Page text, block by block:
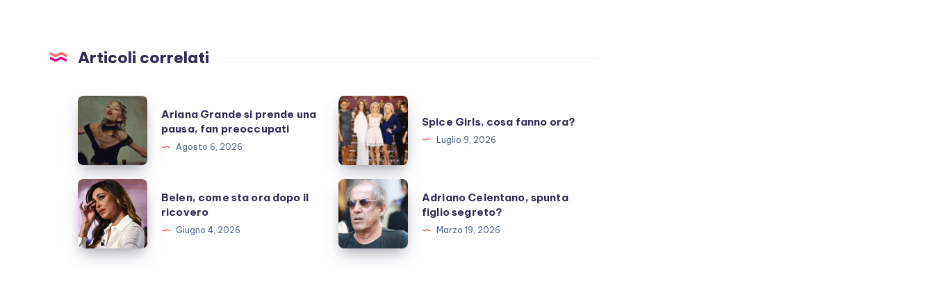
Articoli correlati
Ariana
Grande
prende
una
pausa,
fan
preoccupati
Ariana Grande si prende una
pausa, fan preoccupati
Agosto 6, 2026
Spice
Girls,
cosa
fanno
ora?
Spice Girls, cosa fanno ora?
Luglio 9, 2026
Belen,
come
sta
ora
Belen, come sta ora dopo il
ricovero
Giugno 4, 2026
Adriano
Celentano,
spunta
figlio
Adriano Celentano, spunta
figlio segreto?
Marzo 19, 2026